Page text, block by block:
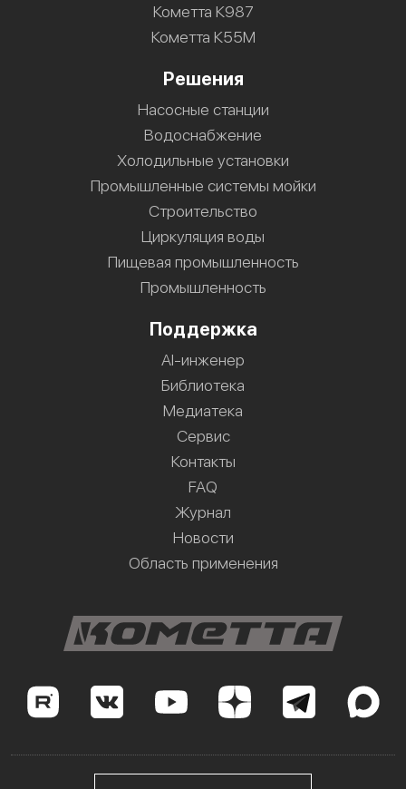
Кометта К987
Кометта К55М
Решения
Насосные станции
Водоснабжение
Холодильные установки
Промышленные системы мойки
Строительство
Циркуляция воды
Пищевая промышленность
Промышленность
Поддержка
AI-инженер
Библиотека
Медиатека
Сервис
Контакты
FAQ
Журнал
Новости
Область применения